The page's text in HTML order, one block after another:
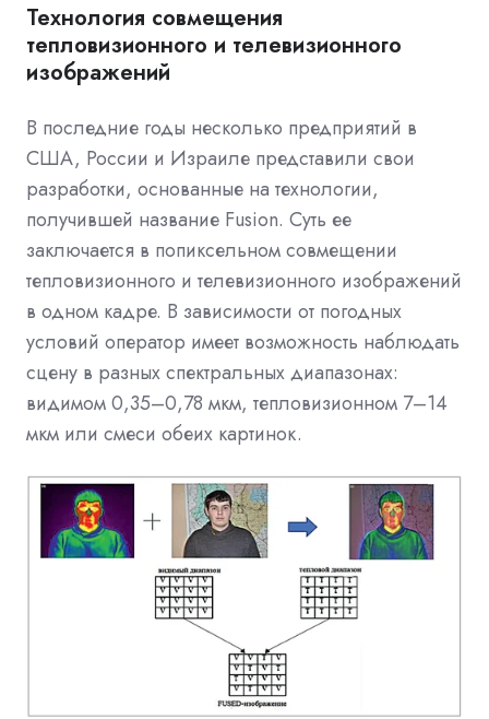
Технология совмещения
тепловизионного и телевизионного
изображений
В последние годы несколько предприятий в
США, России и Израиле представили свои
разработки, основанные на технологии,
получившей название Fusion. Суть ее
заключается в попиксельном совмещении
тепловизионного и телевизионного изображений
в одном кадре. В зависимости от погодных
условий оператор имеет возможность наблюдать
сцену в разных спектральных диапазонах:
видимом 0,35–0,78 мкм, тепловизионном 7–14
мкм или смеси обеих картинок.